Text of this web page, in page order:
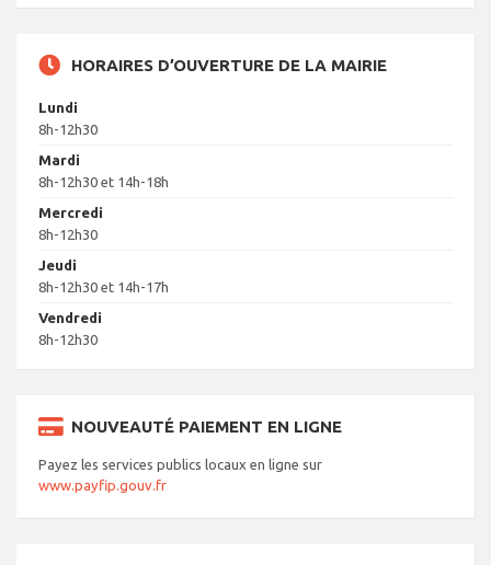
HORAIRES D’OUVERTURE DE LA MAIRIE
Lundi
8h-12h30
Mardi
8h-12h30 et 14h-18h
Mercredi
8h-12h30
Jeudi
8h-12h30 et 14h-17h
Vendredi
8h-12h30
NOUVEAUTÉ PAIEMENT EN LIGNE
Payez les services publics locaux en ligne sur
www.payfip.gouv.fr